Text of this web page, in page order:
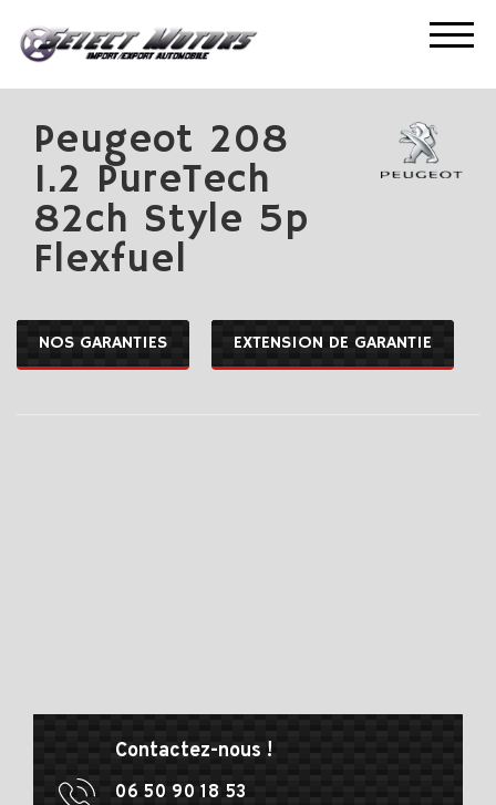
ACCUEIL
NOS OCCASIONS
PEUGEOT 208 1.2 PURETECH 82CH STYLE 5P FLEXFUEL
Peugeot 208
1.2 PureTech
82ch Style 5p
Flexfuel
NOS GARANTIES EXTENSION DE GARANTIE
Contactez-nous !
06 50 90 18 53